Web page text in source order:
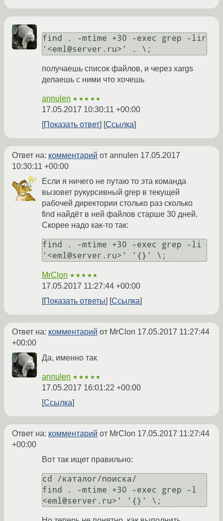
find . -mtime +30 -exec grep -lir
получаешь список файлов, и через xargs
делаешь с ними что хочешь
annulen ★★★★★
17.05.2017 10:30:11 +00:00
Показать ответ
Ссылка
Ответ на: комментарий от annulen 17.05.2017
10:30:11 +00:00
Если я ничего не путаю то эта команда
вызовет рукурсивный grep в текущей
рабочей директории столько раз сколько
find найдёт в ней файлов старше 30 дней.
Скорее надо как-то так:
find . -mtime +30 -exec grep -li
'<eml@server.ru>' '{}' \;
MrClon ★★★★★
17.05.2017 11:27:44 +00:00
Показать ответы
Ссылка
Ответ на: комментарий от MrClon 17.05.2017 11:27:44
+00:00
Да, именно так
annulen ★★★★★
17.05.2017 16:01:22 +00:00
Ссылка
Ответ на: комментарий от MrClon 17.05.2017 11:27:44
+00:00
Вот так ищет правильно:
cd /каталог/поиска/
find . -mtime +30 -exec grep -l
<eml@server.ru>' '{}' \;